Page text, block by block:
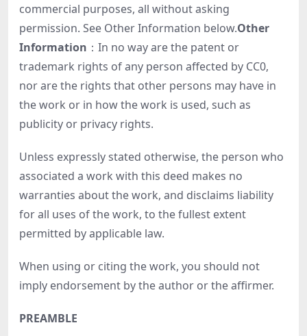
commercial purposes, all without asking
permission. See Other Information below.Other
Information ：In no way are the patent or
trademark rights of any person affected by CC0,
nor are the rights that other persons may have in
the work or in how the work is used, such as
publicity or privacy rights.
Unless expressly stated otherwise, the person who
associated a work with this deed makes no
warranties about the work, and disclaims liability
for all uses of the work, to the fullest extent
permitted by applicable law.
When using or citing the work, you should not
imply endorsement by the author or the affirmer.
PREAMBLE